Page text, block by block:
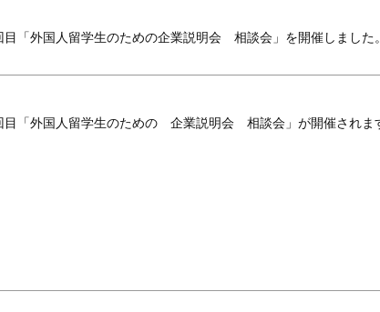
「外国人留学生のための企業説明会 相談会」を開催しました
「外国人留学生のための 企業説明会 相談会」が開催されま